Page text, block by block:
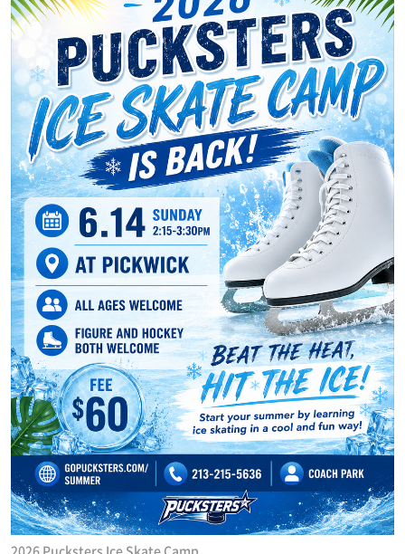
2026 Pucksters Ice Skate Camp